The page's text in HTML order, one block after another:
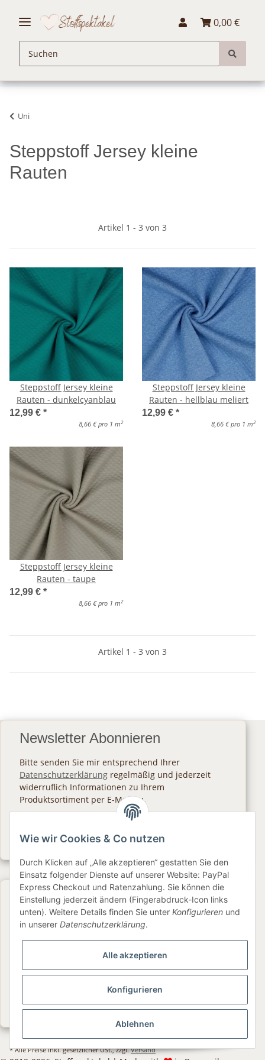
0,00 €
Uni
Steppstoff Jersey kleine
Rauten
Artikel 1 - 3 von 3
Steppstoff Jersey kleine
Rauten - dunkelcyanblau
12,99 € *
8,66 € pro 1 m 2
Steppstoff Jersey kleine
Rauten - hellblau meliert
12,99 € *
8,66 € pro 1 m 2
Steppstoff Jersey kleine
Rauten - taupe
12,99 € *
8,66 € pro 1 m 2
Artikel 1 - 3 von 3
Newsletter Abonnieren
Bitte senden Sie mir entsprechend Ihrer
Datenschutzerklärung regelmäßig und jederzeit
widerruflich Informationen zu Ihrem
Produktsortiment per E-Mail zu.
Newsletter Abonnieren
Gesetzliche Informationen
Informationen
* Alle Preise inkl. gesetzlicher USt., zzgl.Versand
Wie wir Cookies & Co nutzen
Durch Klicken auf „Alle akzeptieren“ gestatten Sie den
Einsatz folgender Dienste auf unserer Website: PayPal
Express Checkout und Ratenzahlung. Sie können die
Einstellung jederzeit ändern (Fingerabdruck-Icon links
unten). Weitere Details finden Sie unter Konfigurieren und
in unserer Datenschutzerklärung.
Alle akzeptieren
Konfigurieren
Ablehnen